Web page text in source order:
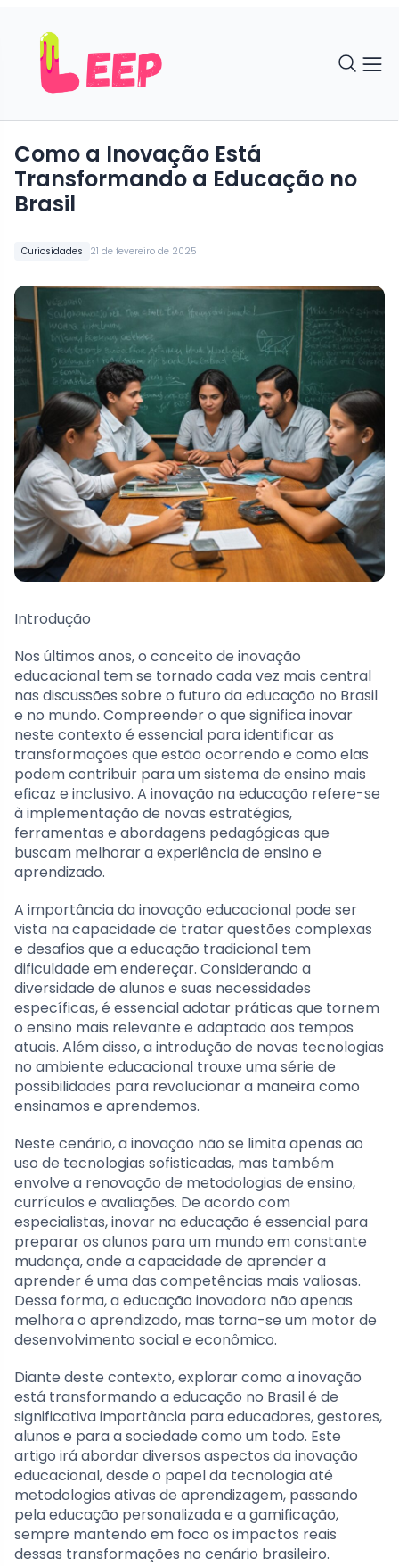
Curiosidades 21 de fevereiro de 2025
Como a Inovação Está
Transformando a Educação no
Brasil
Introdução
Nos últimos anos, o conceito de inovação
educacional tem se tornado cada vez mais central
nas discussões sobre o futuro da educação no Brasil
e no mundo. Compreender o que significa inovar
neste contexto é essencial para identificar as
transformações que estão ocorrendo e como elas
podem contribuir para um sistema de ensino mais
eficaz e inclusivo. A inovação na educação refere-se
à implementação de novas estratégias,
ferramentas e abordagens pedagógicas que
buscam melhorar a experiência de ensino e
aprendizado.
A importância da inovação educacional pode ser
vista na capacidade de tratar questões complexas
e desafios que a educação tradicional tem
dificuldade em endereçar. Considerando a
diversidade de alunos e suas necessidades
específicas, é essencial adotar práticas que tornem
o ensino mais relevante e adaptado aos tempos
atuais. Além disso, a introdução de novas tecnologias
no ambiente educacional trouxe uma série de
possibilidades para revolucionar a maneira como
ensinamos e aprendemos.
Neste cenário, a inovação não se limita apenas ao
uso de tecnologias sofisticadas, mas também
envolve a renovação de metodologias de ensino,
currículos e avaliações. De acordo com
especialistas, inovar na educação é essencial para
preparar os alunos para um mundo em constante
mudança, onde a capacidade de aprender a
aprender é uma das competências mais valiosas.
Dessa forma, a educação inovadora não apenas
melhora o aprendizado, mas torna-se um motor de
desenvolvimento social e econômico.
Diante deste contexto, explorar como a inovação
está transformando a educação no Brasil é de
significativa importância para educadores, gestores,
alunos e para a sociedade como um todo. Este
artigo irá abordar diversos aspectos da inovação
educacional, desde o papel da tecnologia até
metodologias ativas de aprendizagem, passando
pela educação personalizada e a gamificação,
sempre mantendo em foco os impactos reais
dessas transformações no cenário brasileiro.